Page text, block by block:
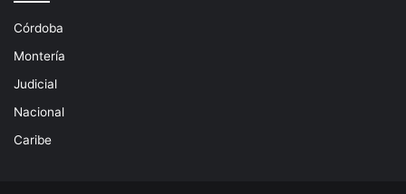
Córdoba
Montería
Judicial
Nacional
Caribe